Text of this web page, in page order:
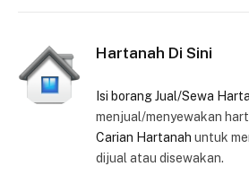
Hartanah Di Sini
Isi borang Jual/Sewa
menjual/menyewakan
Carian Hartanah untuk
dijual atau disewakan.